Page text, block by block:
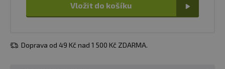
Vložit do košíku
Doprava od 49 Kč nad 1 500 Kč ZDARMA.